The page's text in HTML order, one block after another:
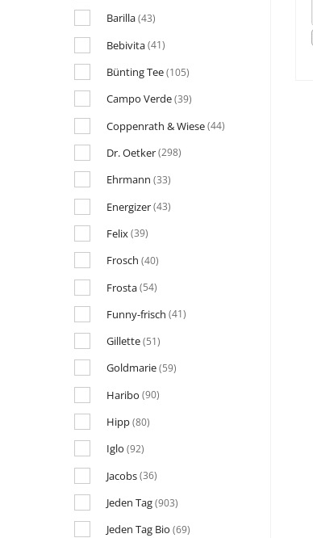
Barilla(43)
Bebivita(41)
Bünting Tee(105)
Campo Verde(39)
Coppenrath & Wiese(44)
Dr. Oetker(298)
Ehrmann (33)
Energizer(43)
Felix(39)
Frosch (40)
Frosta(54)
Funny-frisch (41)
Gillette(51)
Goldmarie(59)
Haribo (90)
Hipp(80)
Iglo (92)
Jacobs(36)
Jeden Tag(903)
Jeden Tag Bio (69)